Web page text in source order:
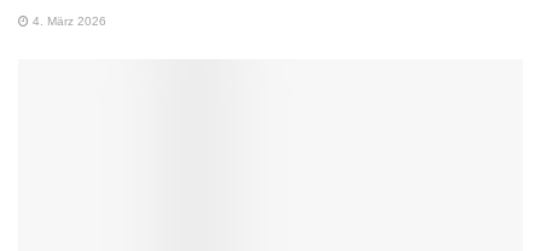
4. März 2026